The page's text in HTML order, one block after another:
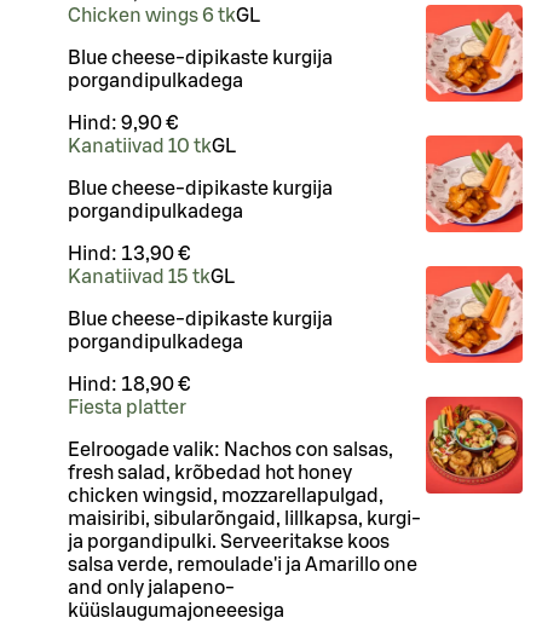
Chicken wings 6 tkGL
Blue cheese-dipikaste kurgija
porgandipulkadega
Hind: 9,90 €
Kanatiivad 10 tkGL
Blue cheese-dipikaste kurgija
porgandipulkadega
Hind: 13,90 €
Kanatiivad 15 tkGL
Blue cheese-dipikaste kurgija
porgandipulkadega
Hind: 18,90 €
Fiesta platter
Eelroogade valik: Nachos con salsas,
fresh salad, krõbedad hot honey
chicken wingsid, mozzarellapulgad,
maisiribi, sibularõngaid, lillkapsa, kurgi-
ja porgandipulki. Serveeritakse koos
salsa verde, remoulade'i ja Amarillo one
and only jalapeno-
küüslaugumajoneeesiga